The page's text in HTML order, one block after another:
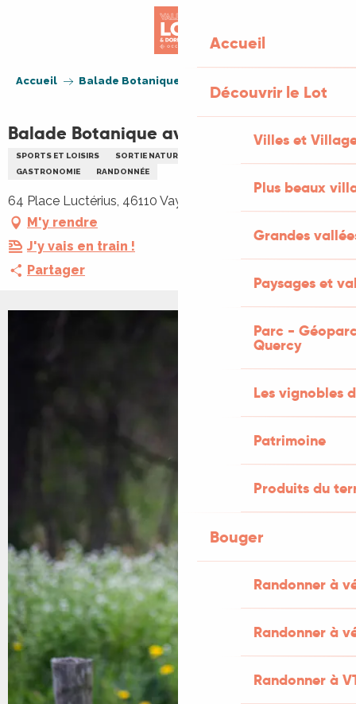
Accueil
Découvrir le Lot
Villes et
Plus beaux
Grandes
Paysages et
Parc -
Quercy
Les vignobles
Patrimoine
Produits du
Bouger
Randonner à
Randonner à
Randonner à
Accueil Balade Botanique avec Wawa
Balade Botanique avec Wawa
SPORTS ET LOISIRS SORTIE NATURE
GASTRONOMIE
RANDONNÉE
64 Place Luctérius, 46110 Vayrac
M'y rendre
J'y vais en train !
Partager